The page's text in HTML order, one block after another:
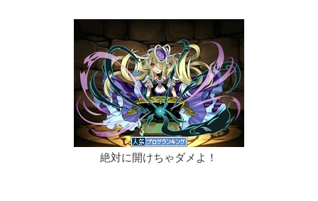
絶対に開けちゃダメよ！